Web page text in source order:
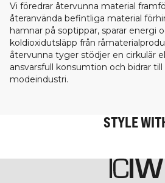
Vi föredrar återvunna material
återanvända befintliga material
hamnar på soptippar, sparar energi
koldioxidutsläpp från
återvunna tyger stödjer en cirkulär
ansvarsfull konsumtion och bidrar
modeindustri.
STYLE